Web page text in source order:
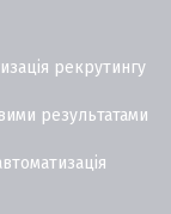
рекрутингу
результатами